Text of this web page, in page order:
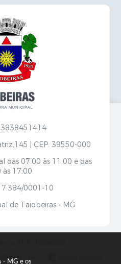
- MG e os
| CEP: 39550-000
das 07:00 às 11:00 e das
às 17:00
0001-10
de Taiobeiras - MG
2026 11:14